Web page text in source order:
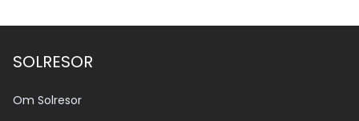
SOLRESOR
Om Solresor